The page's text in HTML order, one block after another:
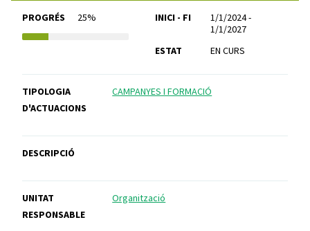
PROGRÉS 25% INICI - FI
1/1/2024 -
1/1/2027
ESTAT
EN CURS
TIPOLOGIA
D'ACTUACIONS
CAMPANYES I FORMACIÓ
DESCRIPCIÓ
UNITAT
RESPONSABLE
Organització